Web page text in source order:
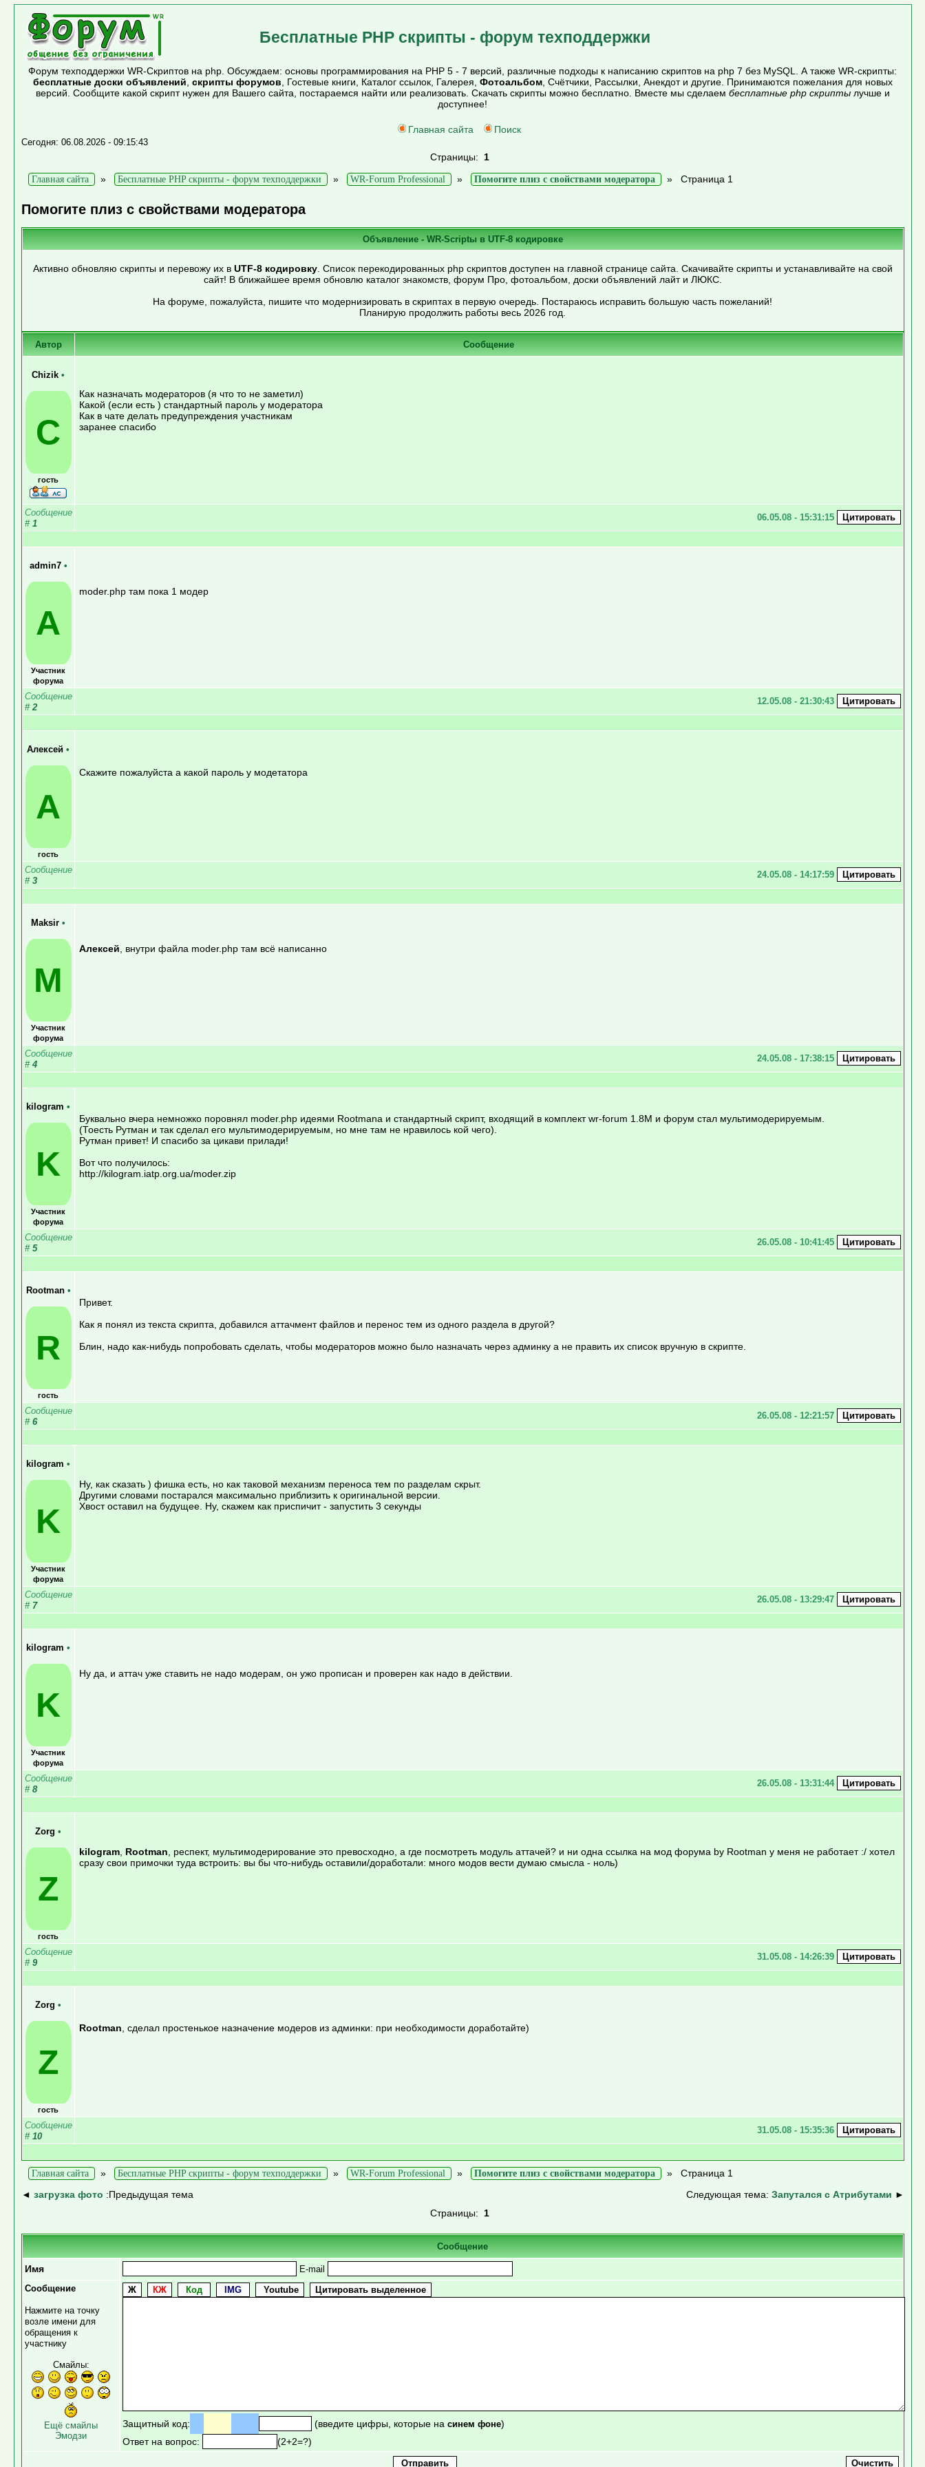
Бесплатные PHP скрипты - форум техподдержки
Форум техподдержки WR-Скриптов на php. Обсуждаем: основы программирования на PHP 5 - 7 версий, различные подходы к написанию скриптов на php 7 без MySQL. А также WR-скрипты:
бесплатные доски объявлений скрипты форумов , Гостевые книги, Каталог ссылок, Галерея, Фотоальбом, Счётчики, Рассылки, Анекдот и другие. Принимаются пожелания для новых
версий. Сообщите какой скрипт нужен для Вашего сайта, постараемся найти или реализовать. Скачать скрипты можно бесплатно. Вместе мы сделаем бесплатные php скриптылучше и
доступнее!
Главная сайта Поиск
Сегодня: 06.08.2026 - 09:15:43
Страницы: 1
Главная сайта » Бесплатные PHP скрипты - форум техподдержки » WR-Forum Professional » Помогите плиз с свойствами модератора » Страница 1
Помогите плиз с свойствами модератора
Объявление - WR-Scriptы в UTF-8 кодировке
Активно обновляю скрипты и перевожу их в UTF-8 кодировку. Список перекодированных php скриптов доступен на главной странице сайта. Скачивайте скрипты и устанавливайте на свой
сайт! В ближайшее время обновлю каталог знакомств, форум Про, фотоальбом, доски объявлений лайт и ЛЮКС.
На форуме, пожалуйста, пишите что модернизировать в скриптах в первую очередь. Постараюсь исправить большую часть пожеланий!
Планирую продолжить работы весь 2026 год.
Автор Сообщение
Chizik •
C
гость
Как назначать модераторов (я что то не заметил)
Какой (если есть ) стандартный пароль у модератора
Как в чате делать предупреждения участникам
заранее спасибо
Сообщение
# 1
06.05.08 - 15:31:15
admin7 •
A
Участник
форума
moder.php там пока 1 модер
Сообщение
# 2
12.05.08 - 21:30:43
Алексей •
А
гость
Скажите пожалуйста а какой пароль у модетатора
Сообщение
# 3
24.05.08 - 14:17:59
Maksir •
M
Участник
форума
Алексей , внутри файла moder.php там всё написанно
Сообщение
# 4
24.05.08 - 17:38:15
kilogram •
K
Участник
форума
Буквально вчера немножко поровнял moder.php идеями Rootmana и стандартный скрипт, входящий в комплект wr-forum 1.8M и форум стал мультимодерируемым.
(Тоесть Рутман и так сделал его мультимодерируемым, но мне там не нравилось кой чего).
Рутман привет! И спасибо за цикави прилади!
Вот что получилось:
http://kilogram.iatp.org.ua/moder.zip
Сообщение
# 5
26.05.08 - 10:41:45
Rootman •
R
гость
Привет.
Как я понял из текста скрипта, добавился аттачмент файлов и перенос тем из одного раздела в другой?
Блин, надо как-нибудь попробовать сделать, чтобы модераторов можно было назначать через админку а не править их список вручную в скрипте.
Сообщение
# 6
26.05.08 - 12:21:57
kilogram •
K
Участник
форума
Ну, как сказать ) фишка есть, но как таковой механизм переноса тем по разделам скрыт.
Другими словами постарался максимально приблизить к оригинальной версии.
Хвост оставил на будущее. Ну, скажем как приспичит - запустить 3 секунды
Сообщение
# 7
26.05.08 - 13:29:47
kilogram •
K
Участник
форума
Ну да, и аттач уже ставить не надо модерам, он ужо прописан и проверен как надо в действии.
Сообщение
# 8
26.05.08 - 13:31:44
Zorg •
Z
гость
kilogram, Rootman , респект, мультимодерирование это превосходно, а где посмотреть модуль аттачей? и ни одна ссылка на мод форума by Rootman у меня не работает :/ хотел
сразу свои примочки туда встроить: вы бы что-нибудь оставили/доработали: много модов вести думаю смысла - ноль)
Сообщение
# 9
31.05.08 - 14:26:39
Zorg •
Z
гость
Rootman , сделал простенькое назначение модеров из админки: при необходимости доработайте)
Сообщение
# 10
31.05.08 - 15:35:36
Главная сайта » Бесплатные PHP скрипты - форум техподдержки » WR-Forum Professional » Помогите плиз с свойствами модератора » Страница 1
◄ загрузка фото :Предыдущая тема Следующая тема: Запутался с Атрибутами ►
Страницы: 1
Сообщение
Имя
E-mail
Сообщение
Нажмите на точку
возле имени для
обращения к
участнику
Смайлы:
Ещё смайлы
Эмодзи
Защитный код: (введите цифры, которые на синем фоне)
Ответ на вопрос:
(2+2=?)